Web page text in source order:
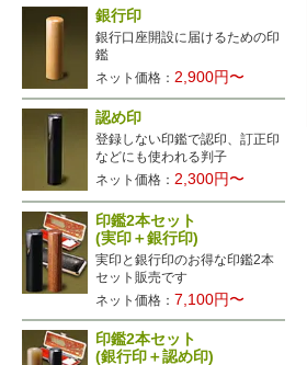
銀行印
銀行口座開設に届けるための印
鑑
ネット価格： 2,900円〜
認め印
登録しない印鑑で認印、訂正印
などにも使われる判子
ネット価格：2,300円〜
印鑑2本セット
(実印＋銀行印)
実印と銀行印のお得な印鑑2本
セット販売です
ネット価格： 7,100円〜
印鑑2本セット
(銀行印＋認め印)